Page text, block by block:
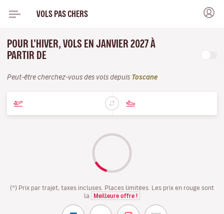
VOLS PAS CHERS
POUR L'HIVER, VOLS EN JANVIER 2027 À
PARTIR DE
Peut-être cherchez-vous des vols depuis Toscane
(*) Prix par trajet, taxes incluses. Places limitées. Les prix en rouge sont
la
Meilleure offre !